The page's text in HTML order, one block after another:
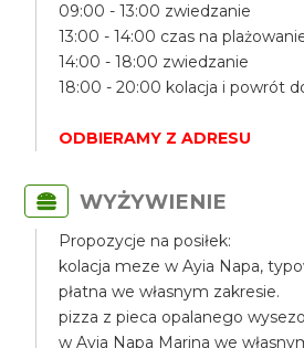
09:00 - 13:00 zwiedzanie
13:00 - 14:00 czas na
14:00 - 18:00 zwiedzanie
18:00 - 20:00 kolacja i powrót
ODBIERAMY Z ADRESU
WYŻYWIENIE
Propozycje na posiłek:
kolacja meze w Ayia Napa,
płatna we własnym zakresie.
pizza z pieca opalanego
w Ayia Napa Marina we